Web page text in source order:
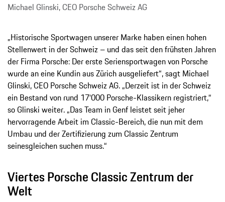
Michael Glinski, CEO Porsche Schweiz AG
„Historische Sportwagen unserer Marke haben einen hohen
Stellenwert in der Schweiz – und das seit den frühsten Jahren
der Firma Porsche: Der erste Seriensportwagen von Porsche
wurde an eine Kundin aus Zürich ausgeliefert“, sagt Michael
Glinski, CEO Porsche Schweiz AG. „Derzeit ist in der Schweiz
ein Bestand von rund 17‘000 Porsche-Klassikern registriert,“
so Glinski weiter. „Das Team in Genf leistet seit jeher
hervorragende Arbeit im Classic-Bereich, die nun mit dem
Umbau und der Zertifizierung zum Classic Zentrum
seinesgleichen suchen muss.“
Viertes Porsche Classic Zentrum der
Welt